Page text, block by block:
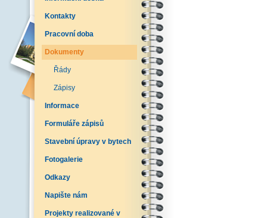
Kontakty
Pracovní doba
Dokumenty
Řády
Zápisy
Informace
Formuláře zápisů
Stavební úpravy v bytech
Fotogalerie
Odkazy
Napište nám
Projekty realizované v